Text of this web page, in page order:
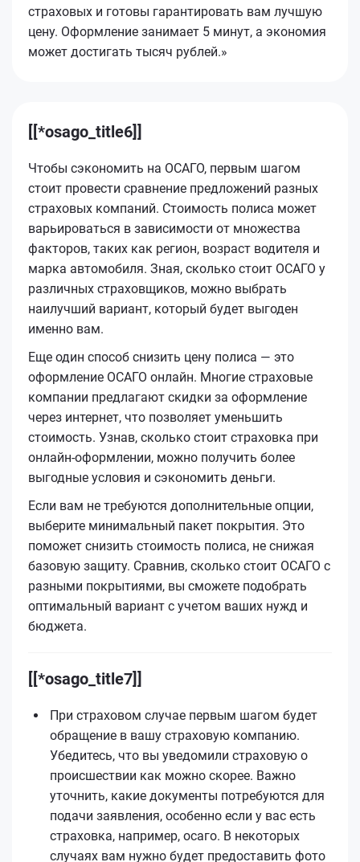
страховых и готовы гарантировать вам лучшую
цену. Оформление занимает 5 минут, а экономия
может достигать тысяч рублей.»
[[*osago_title6]]
Чтобы сэкономить на ОСАГО, первым шагом
стоит провести сравнение предложений разных
страховых компаний. Стоимость полиса может
варьироваться в зависимости от множества
факторов, таких как регион, возраст водителя и
марка автомобиля. Зная, сколько стоит ОСАГО у
различных страховщиков, можно выбрать
наилучший вариант, который будет выгоден
именно вам.
Еще один способ снизить цену полиса — это
оформление ОСАГО онлайн. Многие страховые
компании предлагают скидки за оформление
через интернет, что позволяет уменьшить
стоимость. Узнав, сколько стоит страховка при
онлайн-оформлении, можно получить более
выгодные условия и сэкономить деньги.
Если вам не требуются дополнительные опции,
выберите минимальный пакет покрытия. Это
поможет снизить стоимость полиса, не снижая
базовую защиту. Сравнив, сколько стоит ОСАГО с
разными покрытиями, вы сможете подобрать
оптимальный вариант с учетом ваших нужд и
бюджета.
[[*osago_title7]]
При страховом случае первым шагом будет
обращение в вашу страховую компанию.
Убедитесь, что вы уведомили страховую о
происшествии как можно скорее. Важно
уточнить, какие документы потребуются для
подачи заявления, особенно если у вас есть
страховка, например, осаго. В некоторых
случаях вам нужно будет предоставить фото